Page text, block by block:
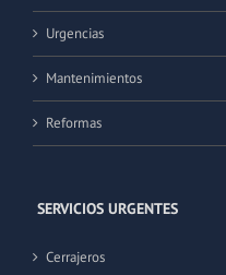
Urgencias
Mantenimientos
Reformas
SERVICIOS URGENTES
Cerrajeros